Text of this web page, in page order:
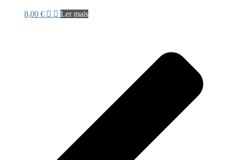
8,00 € Ler mais